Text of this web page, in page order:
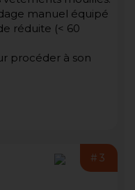
manuel équipé
réduite (< 60
procéder à son
#3